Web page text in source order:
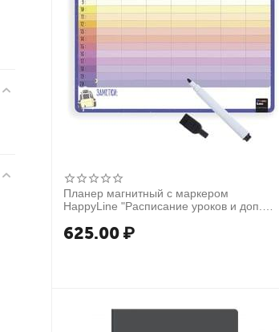
Планер магнитный с маркером
HappyLine "Расписание уроков и доп.
625.00 ₽